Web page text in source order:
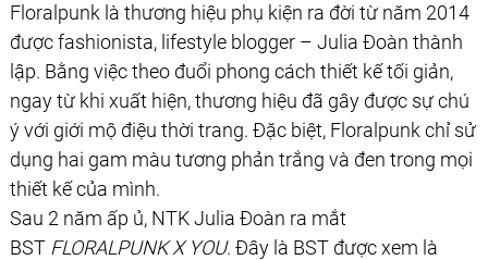
Floralpunk là thương hiệu phụ kiện ra đời từ năm 2014
được fashionista, lifestyle blogger – Julia Đoàn thành
lập. Bằng việc theo đuổi phong cách thiết kế tối giản,
ngay từ khi xuất hiện, thương hiệu đã gây được sự chú
ý với giới mộ điệu thời trang. Đặc biệt, Floralpunk chỉ sử
dụng hai gam màu tương phản trắng và đen trong mọi
thiết kế của mình.
Sau 2 năm ấp ủ, NTK Julia Đoàn ra mắt
BST FLORALPUNK X YOU. Đây là BST được xem là